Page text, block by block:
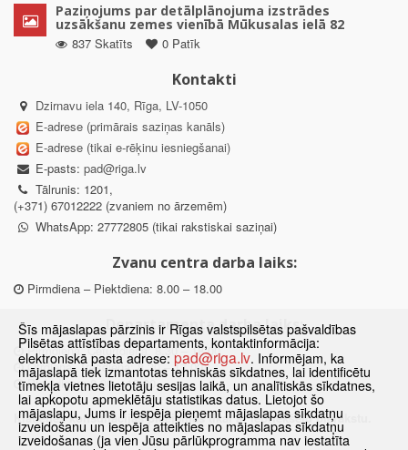
Paziņojums par detālplānojuma izstrādes
uzsākšanu zemes vienībā Mūkusalas ielā 82
837 Skatīts
0 Patīk
Kontakti
Dzirnavu iela 140, Rīga, LV-1050
E-adrese (primārais saziņas kanāls)
E-adrese (tikai e-rēķinu iesniegšanai)
E-pasts: pad@riga.lv
Tālrunis: 1201,
(+371) 67012222 (zvaniem no ārzemēm)
WhatsApp: 27772805 (tikai rakstiskai saziņai)
Zvanu centra darba laiks:
Pirmdiena – Piektdiena: 8.00 – 18.00
Departamenta darba laiks:
Pirmdiena, Ceturtdiena: 8.30 – 18.00
Otrdiena, Trešdiena: 8.30 – 17.00
Piektdiena: 8.30 – 15.00
Klātienes konsultācijas pieejamas tikai ar iepriekšēju pierakstu.
Šīs mājaslapas pārzinis ir Rīgas valstspilsētas pašvaldības
Pilsētas attīstības departaments, kontaktinformācija:
elektroniskā pasta adrese: pad@riga.lv. Informējam, ka
mājaslapā tiek izmantotas tehniskās sīkdatnes, lai identificētu
tīmekļa vietnes lietotāju sesijas laikā, un analītiskās sīkdatnes,
lai apkopotu apmeklētāju statistikas datus. Lietojot šo
mājaslapu, Jums ir iespēja pieņemt mājaslapas sīkdatņu
izveidošanu un iespēja atteikties no mājaslapas sīkdatņu
izveidošanas (ja vien Jūsu pārlūkprogramma nav iestatīta